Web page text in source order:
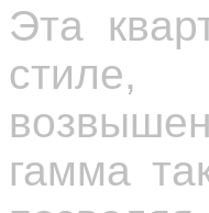
Эта
стиле,
гамма